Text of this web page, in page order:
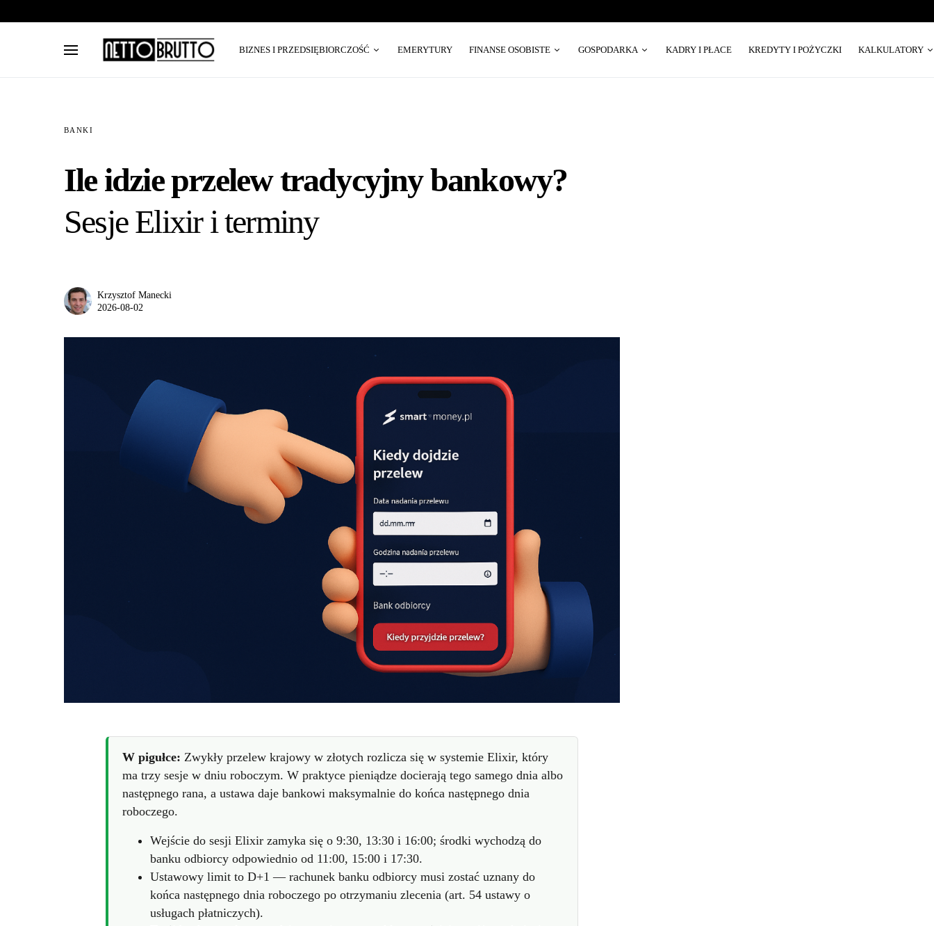
BIZNES I PRZEDSIĘBIORCZOŚĆ EMERYTURY FINANSE OSOBISTE GOSPODARKA KADRY I PŁACE KREDYTY I POŻYCZKI KALKULATORY
BANKI
Ile idzie przelew tradycyjny bankowy?
Sesje Elixir i terminy
Krzysztof Manecki
2026-08-02
W pigułce: Zwykły przelew krajowy w złotych rozlicza się w systemie Elixir, który
ma trzy sesje w dniu roboczym. W praktyce pieniądze docierają tego samego dnia albo
następnego rana, a ustawa daje bankowi maksymalnie do końca następnego dnia
roboczego.
Wejście do sesji Elixir zamyka się o 9:30, 13:30 i 16:00; środki wychodzą do
banku odbiorcy odpowiednio od 11:00, 15:00 i 17:30.
Ustawowy limit to D+1 — rachunek banku odbiorcy musi zostać uznany do
końca następnego dnia roboczego po otrzymaniu zlecenia (art. 54 ustawy o
usługach płatniczych).